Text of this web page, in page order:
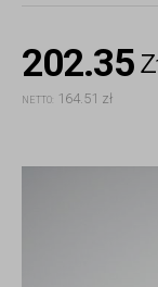
202.35
NETTO: 164.51 zł